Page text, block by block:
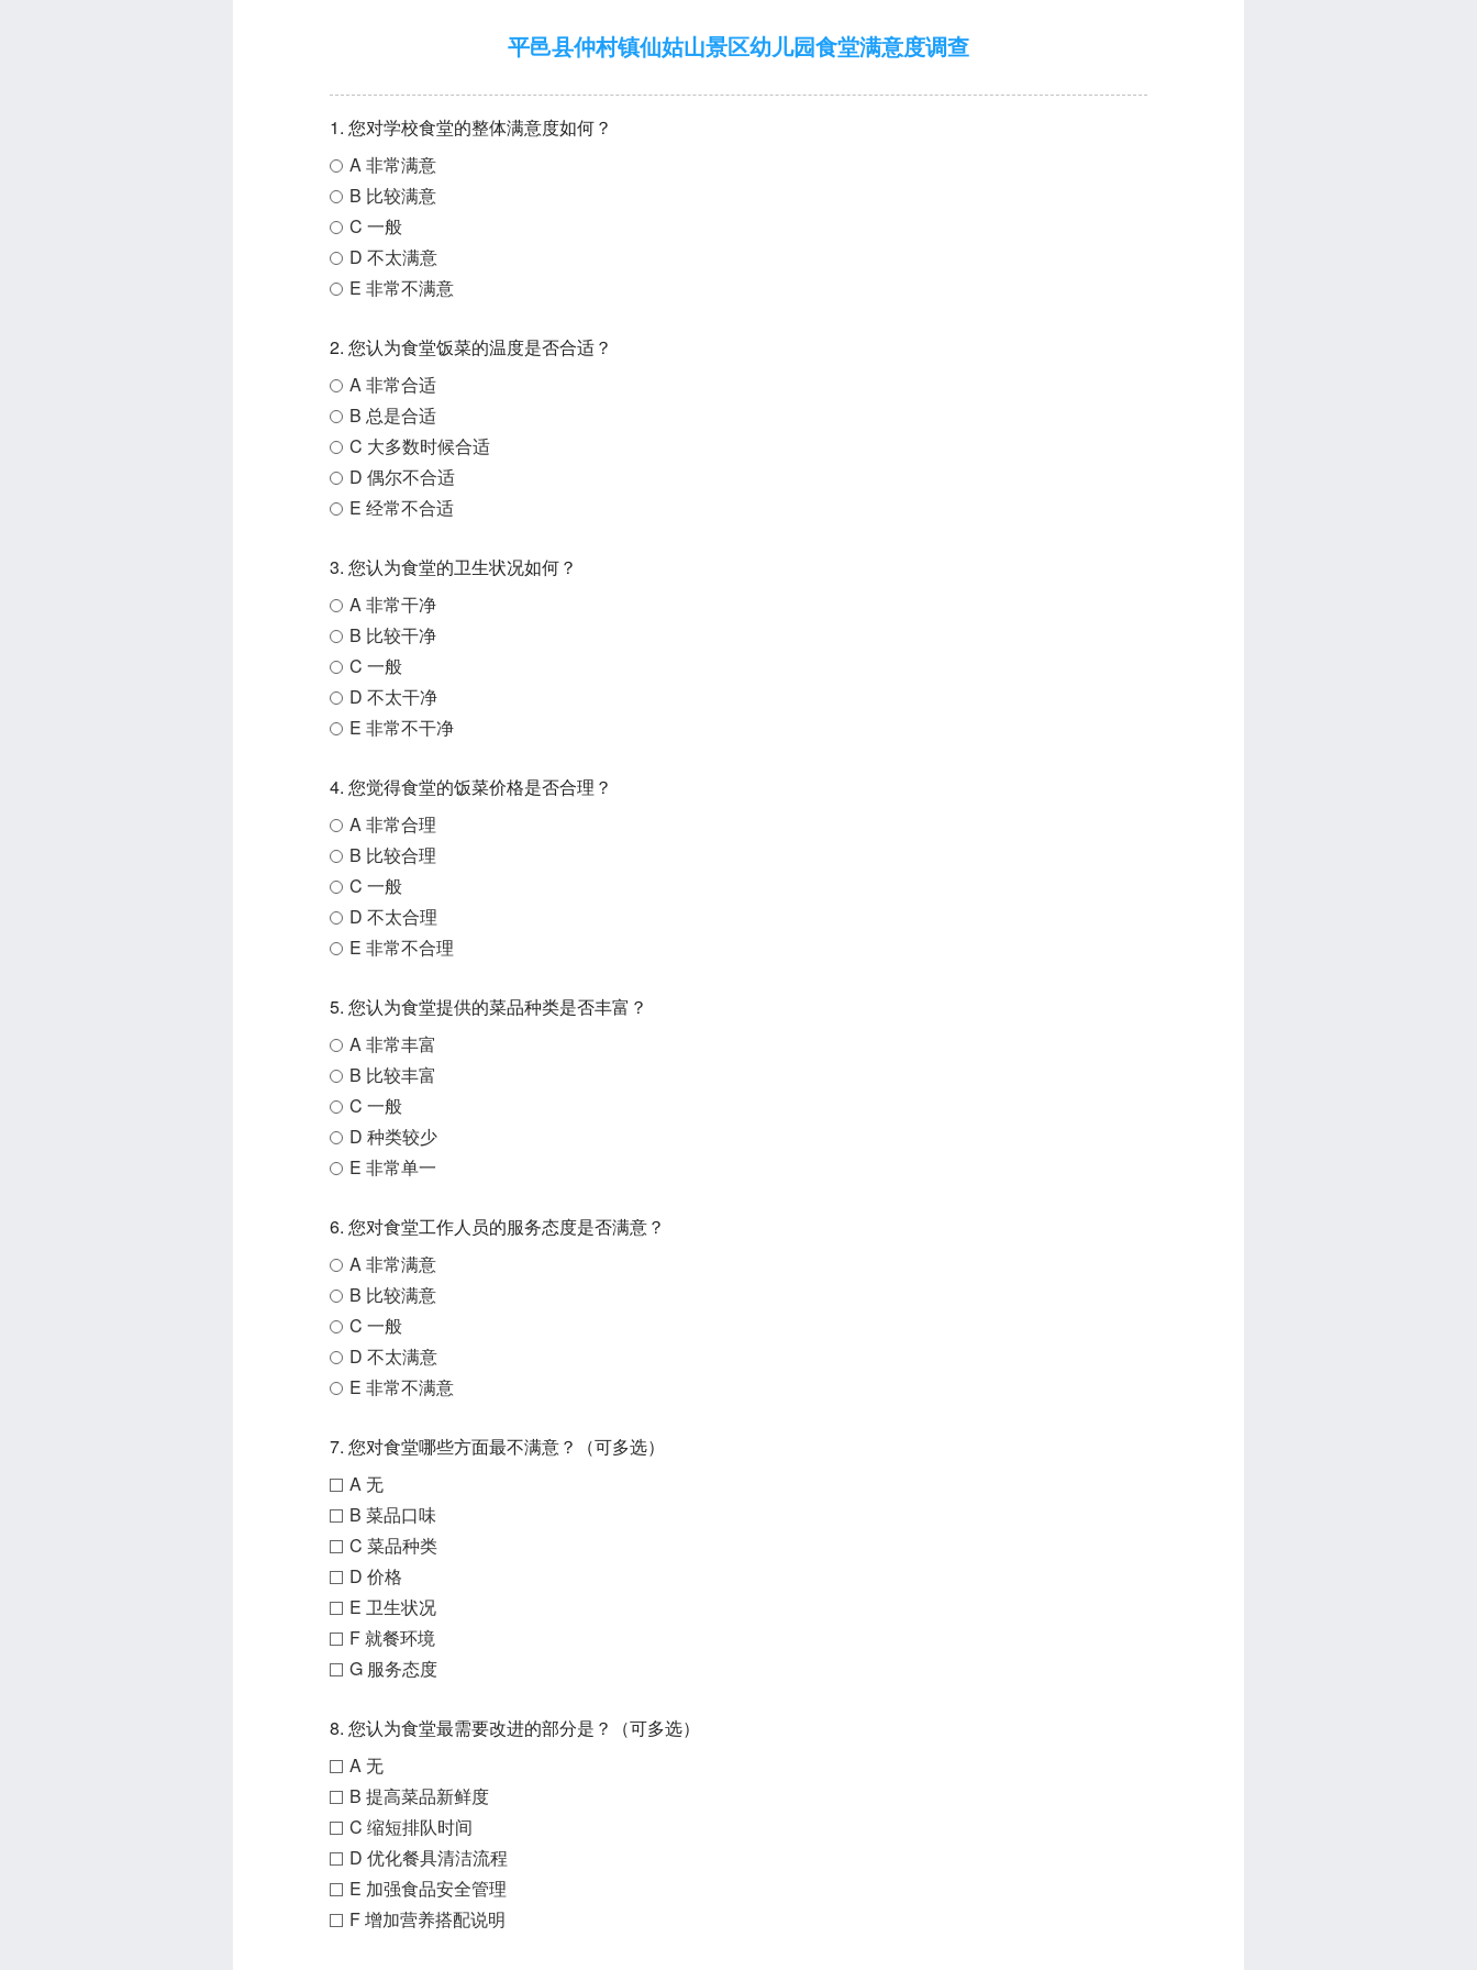
平邑县仲村镇仙姑山景区幼儿园食堂满意度调查
1. 您对学校食堂的整体满意度如何？
A 非常满意
B 比较满意
C 一般
D 不太满意
E 非常不满意
2. 您认为食堂饭菜的温度是否合适？
A 非常合适
B 总是合适
C 大多数时候合适
D 偶尔不合适
E 经常不合适
3. 您认为食堂的卫生状况如何？
A 非常干净
B 比较干净
C 一般
D 不太干净
E 非常不干净
4. 您觉得食堂的饭菜价格是否合理？
A 非常合理
B 比较合理
C 一般
D 不太合理
E 非常不合理
5. 您认为食堂提供的菜品种类是否丰富？
A 非常丰富
B 比较丰富
C 一般
D 种类较少
E 非常单一
6. 您对食堂工作人员的服务态度是否满意？
A 非常满意
B 比较满意
C 一般
D 不太满意
E 非常不满意
7. 您对食堂哪些方面最不满意？（可多选）
A 无
B 菜品口味
C 菜品种类
D 价格
E 卫生状况
F 就餐环境
G 服务态度
8. 您认为食堂最需要改进的部分是？（可多选）
A 无
B 提高菜品新鲜度
C 缩短排队时间
D 优化餐具清洁流程
E 加强食品安全管理
F 增加营养搭配说明